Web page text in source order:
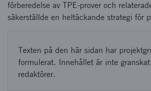
förberedelse av TPE-prover och
säkerställde en heltäckande strategi för
Texten på den här sidan har
formulerat. Innehållet är inte granskat
redaktörer.